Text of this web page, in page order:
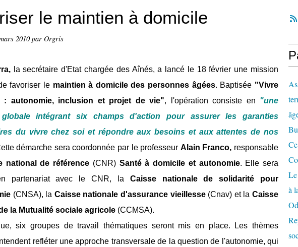
le maintien à domicile
2010par Orgris
la secrétaire d'Etat chargée des Aînés, a lancé le 18 février une mission
favoriser le maintien à domicile des personnes âgées. Baptisée "Vivre
: autonomie, inclusion et projet de vie", l'opération consiste en "une
intégrant six champs d'action pour assurer les garanties
du vivre chez soi et répondre aux besoins et aux attentes de nos
démarche sera coordonnée par le professeur Alain Franco, responsable
national de référence (CNR) Santé à domicile et autonomie. Elle sera
partenariat avec le CNR, la Caisse nationale de solidarité pour
(CNSA), la Caisse nationale d'assurance vieillesse(Cnav) et laCaisse
la Mutualité sociale agricole (CCMSA).
six groupes de travail thématiques seront mis en place. Les thèmes
refléter une approche transversale de la question de l'autonomie, qui
à